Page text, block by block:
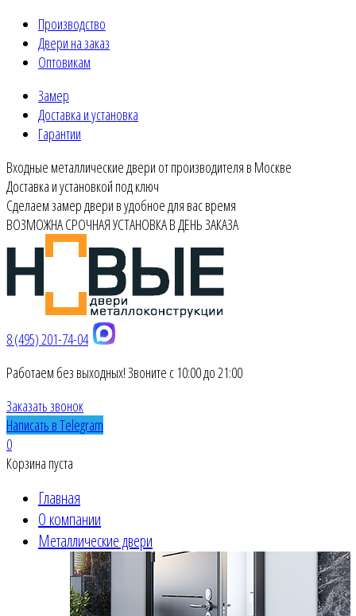
Производство
Двери на заказ
Оптовикам
Замер
Доставка и установка
Гарантии
Входные металлические двери от производителя в Москве
Доставка и установкой под ключ
Сделаем замер двери в удобное для вас время
ВОЗМОЖНА СРОЧНАЯ УСТАНОВКА В ДЕНЬ ЗАКАЗА
8 (495) 201-74-04
Работаем без выходных! Звоните с 10:00 до 21:00
Заказать звонок
Написать в Telegram
0
Корзина пуста
Главная
О компании
Металлические двери